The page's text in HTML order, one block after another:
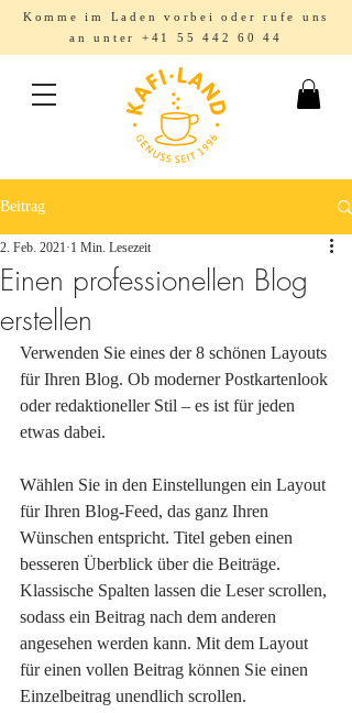
Komme im Laden vorbei oder rufe uns
an unter +41 55 442 60 44
Beitrag
Einen professionellen Blog
erstellen
2. Feb. 2021 1 Min. Lesezeit
Verwenden Sie eines der 8 schönen Layouts
für Ihren Blog. Ob moderner Postkartenlook
oder redaktioneller Stil – es ist für jeden
etwas dabei.
Wählen Sie in den Einstellungen ein Layout
für Ihren Blog-Feed, das ganz Ihren
Wünschen entspricht. Titel geben einen
besseren Überblick über die Beiträge.
Klassische Spalten lassen die Leser scrollen,
sodass ein Beitrag nach dem anderen
angesehen werden kann. Mit dem Layout
für einen vollen Beitrag können Sie einen
Einzelbeitrag unendlich scrollen.